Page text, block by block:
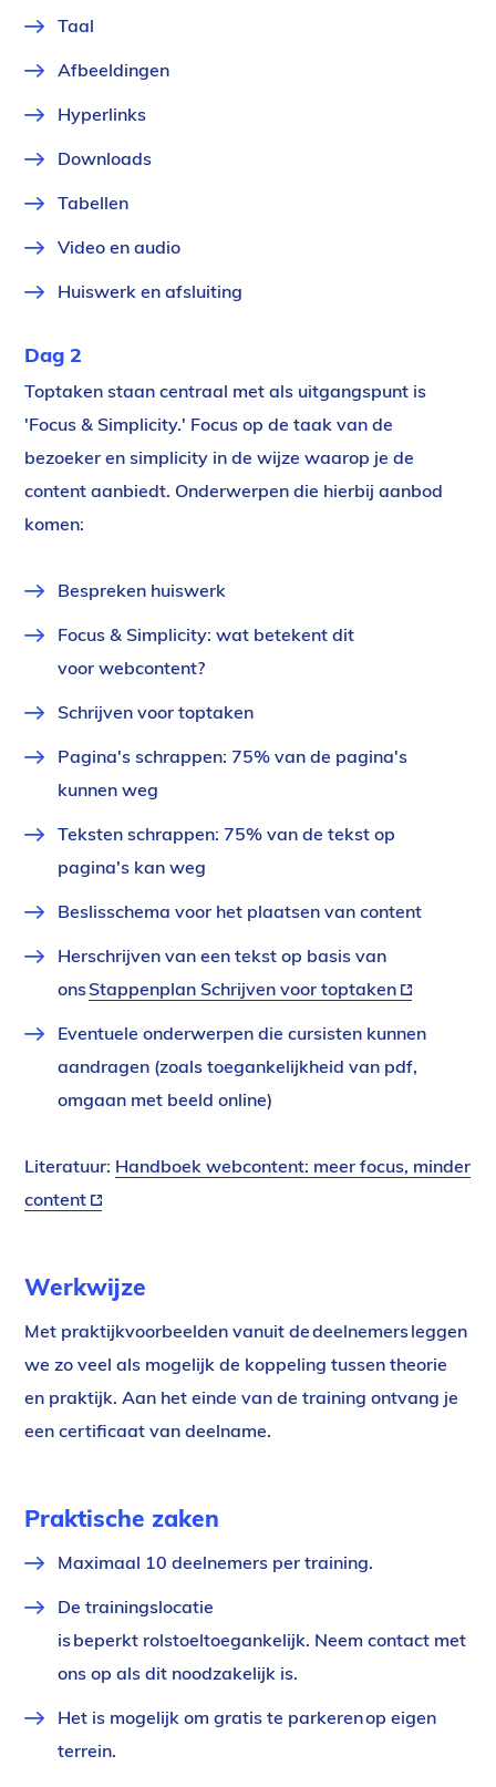
Taal
Afbeeldingen
Hyperlinks
Downloads
Tabellen
Video en audio
Huiswerk en afsluiting
Dag 2
Toptaken staan centraal met als uitgangspunt is
'Focus & Simplicity.' Focus op de taak van de
bezoeker en simplicity in de wijze waarop je de
content aanbiedt. Onderwerpen die hierbij aanbod
komen:
Bespreken huiswerk
Focus & Simplicity: wat betekent dit
voor webcontent?
Schrijven voor toptaken
Pagina's schrappen: 75% van de pagina's
kunnen weg
Teksten schrappen: 75% van de tekst op
pagina's kan weg
Beslisschema voor het plaatsen van content
Herschrijven van een tekst op basis van
onsStappenplan Schrijven voor toptaken (externe
Eventuele onderwerpen die cursisten kunnen
aandragen (zoals toegankelijkheid van pdf,
omgaan met beeld online)
Literatuur: Handboek webcontent: meer focus, minder
content (externe
Werkwijze
Met praktijkvoorbeelden vanuit de deelnemers leggen
we zo veel als mogelijk de koppeling tussen theorie
en praktijk. Aan het einde van de training ontvang je
een certificaat van deelname.
Praktische zaken
Maximaal 10 deelnemers per training.
De trainingslocatie
is beperkt rolstoeltoegankelijk. Neem contact met
ons op als dit noodzakelijk is.
Het is mogelijk om gratis te parkeren op eigen
terrein.